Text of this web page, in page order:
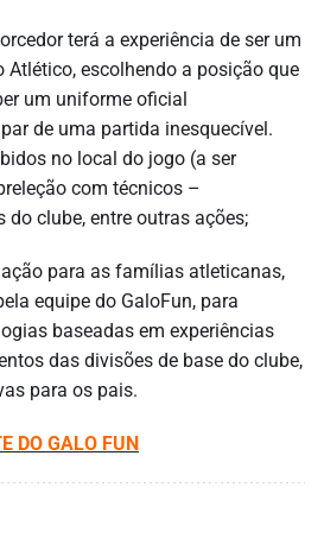
terá a experiência de ser um
escolhendo a posição que
um uniforme oficial
de uma partida inesquecível.
no local do jogo (a ser
com técnicos –
do clube, entre outras ações;
para as famílias atleticanas,
equipe do GaloFun, para
baseadas em experiências
das divisões de base do clube,
para os pais.
DO GALO FUN